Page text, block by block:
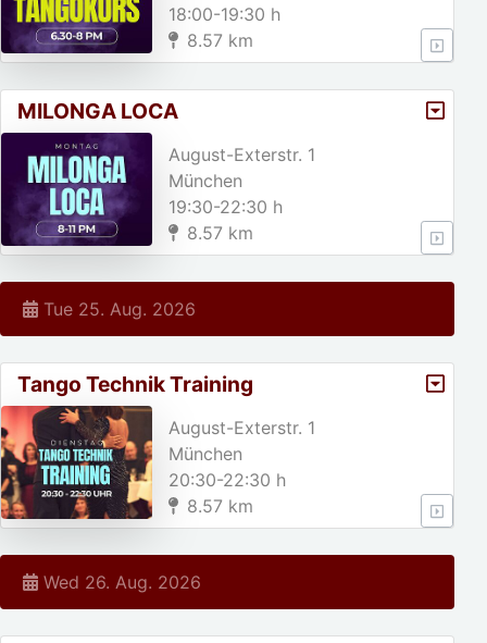
18:00-19:30 h
8.57 km
MILONGA LOCA
August-Exterstr. 1
München
19:30-22:30 h
8.57 km
Tue 25. Aug. 2026
Tango Technik Training
August-Exterstr. 1
München
20:30-22:30 h
8.57 km
Wed 26. Aug. 2026